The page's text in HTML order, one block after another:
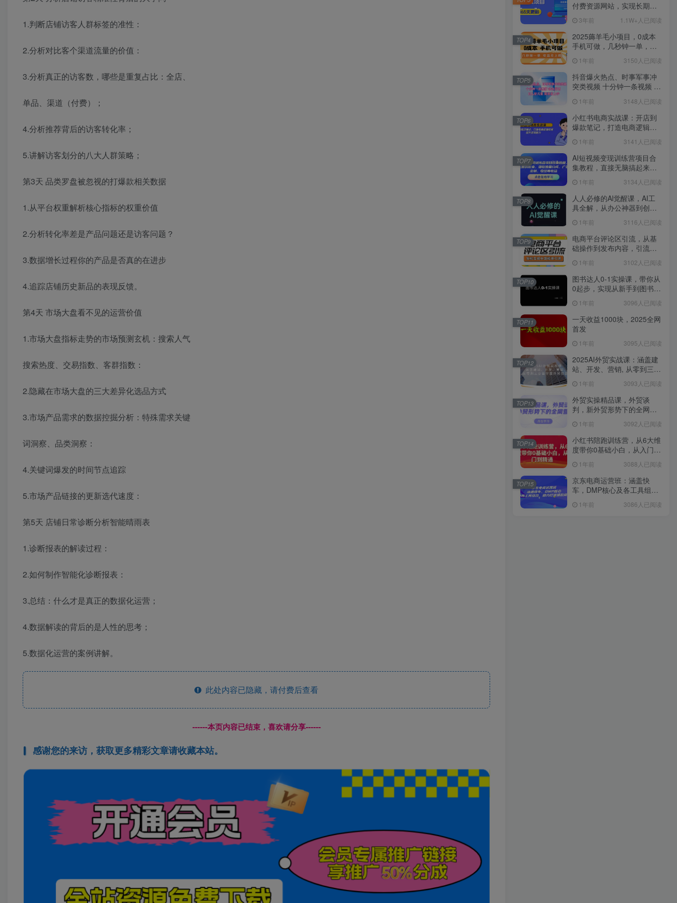
1.判断店铺访客人群标签的准性：
2.分析对比客个渠道流量的价值：
3.分析真正的访客数，哪些是重复占比：全店、
单品、渠道（付费）；
4.分析推荐背后的访客转化率；
5.讲解访客划分的八大人群策略；
第3天 品类罗盘被忽视的打爆款相关数据
1.从平台权重解析核心指标的权重价值
2.分析转化率差是产品问题还是访客问题？
3.数据增长过程你的产品是否真的在进步
4.追踪店铺历史新品的表现反馈。
第4天 市场大盘看不见的运营价值
1.市场大盘指标走势的市场预测玄机：搜索人气
搜索热度、交易指数、客群指数：
2.隐藏在市场大盘的三大差异化选品方式
3.市场产品需求的数据控掘分析：特殊需求关键
词洞察、品类洞察：
4.关键词爆发的时间节点追踪
5.市场产品链接的更新选代速度：
第5天 店铺日常诊断分析智能晴雨表
1.诊断报表的解读过程：
2.如何制作智能化诊断报表：
3.总结：什么才是真正的数据化运营；
4.数据解读的背后的是人性的思考；
5.数据化运营的案例讲解。
此处内容已隐藏，请付费后查看
------本页内容已结束，喜欢请分享------
感谢您的来访，获取更多精彩文章请收藏本站。
付费资源网站，实现长期稳
3年前 1.1W+人已阅读
2025薅羊毛小项目，0成本
手机可做，几秒钟一单，收
1年前 3150人已阅读
TOP4
抖音爆火热点、时事军事冲
突类视频 十分钟一条视频 条
手 1年前 3148人已阅读
TOP5
小红书电商实战课：开店到
爆款笔记，打造电商逻辑体
1年前 3141人已阅读
TOP6
AI短视频变现训练营项目合
集教程，直接无脑搞起来，
制、收徒等收益
1年前 3134人已阅读
TOP7
人人必修的Al觉醒课，AI工
具全解，从办公神器到创意
1年前 3116人已阅读
TOP8
电商平台评论区引流，从基
础操作到发布内容，引流技
1年前 3102人已阅读
TOP9
图书达人0-1实操课，带你从
0起步，实现从新手到图书达
1年前 3096人已阅读
TOP10
一天收益1000块，2025全网
首发
1年前 3095人已阅读
TOP11
2025AI外贸实战课：涵盖建
站、开发、营销, 从零到三全
1年前 3093人已阅读
TOP12
外贸实操精品课，外贸谈
判，新外贸形势下的全网营
1年前 3092人已阅读
TOP13
小红书陪跑训练营，从6大维
度带你0基础小白，从入门到
1年前 3088人已阅读
TOP14
京东电商运营班：涵盖快
车，DMP核心及各工具组
1年前 3086人已阅读
TOP15